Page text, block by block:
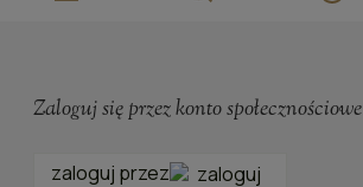
Zaloguj się przez konto społecznościowe
zaloguj przez